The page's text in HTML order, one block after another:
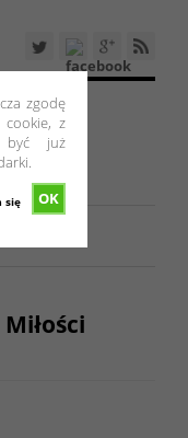
zgodę
cookie, z
być już
OK
się